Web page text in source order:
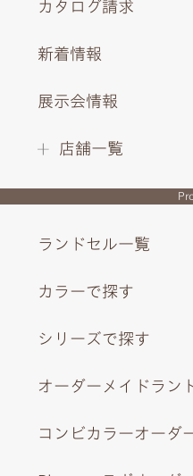
しゅうには「tomorrow is
カタログ請求
新着情報
展示会情報
店舗一覧
ランドセル一覧
カラーで探す
シリーズで探す
オーダーメイドラン
コンビカラーオーダ